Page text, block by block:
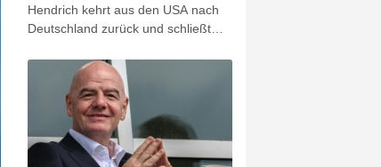
Hendrich kehrt aus den USA nach
Deutschland zurück und schließt
Domstadt an. Wie die Kölnerinnen
am Donnerstag mitteilten,
unterschrieb die 34 Jahre alte
Innenverteidigerin einen Vertrag bis
Sommer 2028. Zuletzt hatte
Hendrich für die Chicago Stars in